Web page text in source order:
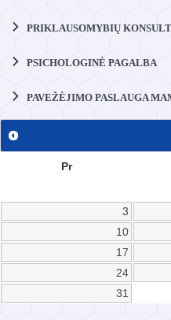
PRIKLAUSOMYBIŲ
PSICHOLOGINĖ PAGALBA
PAVEŽĖJIMO PASLAUGA
Pr
3
10
17
24
31